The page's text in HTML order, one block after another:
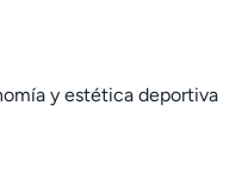
y estética deportiva